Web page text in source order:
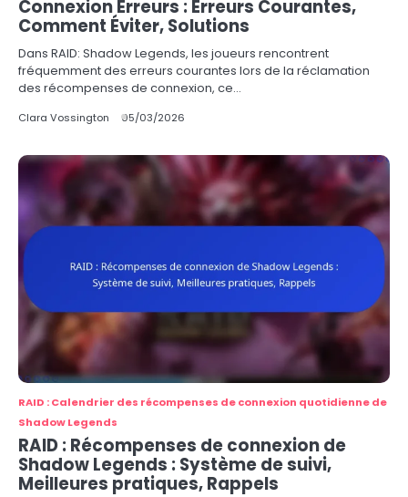
Connexion Erreurs : Erreurs Courantes,
Comment Éviter, Solutions
Dans RAID: Shadow Legends, les joueurs rencontrent
fréquemment des erreurs courantes lors de la réclamation
des récompenses de connexion, ce…
Clara Vossington 05/03/2026
RAID : Calendrier des récompenses de connexion quotidienne de
Shadow Legends
RAID : Récompenses de connexion de
Shadow Legends : Système de suivi,
Meilleures pratiques, Rappels